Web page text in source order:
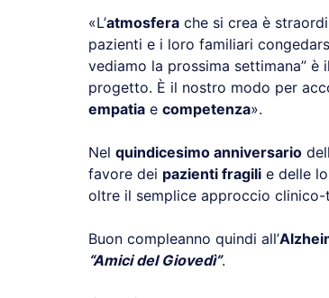
«L’atmosfera che si crea è
pazienti e i loro familiari
vediamo la prossima settimana” è il
progetto. È il nostro modo per
empatia e competenza».
Nel quindicesimo anniversario
favore dei pazienti fragili e delle
oltre il semplice approccio clinico-
Buon compleanno quindi all’
“Amici del Giovedì”.